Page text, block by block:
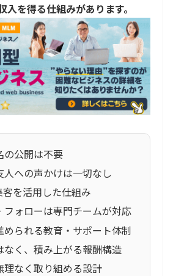
入を得る仕組みがあります。
の公開は不要
人への声かけは一切なし
を活用した仕組み
フォローは専門チームが対応
められる教育・サポート体制
なく、積み上がる報酬構造
理なく取り組める設計